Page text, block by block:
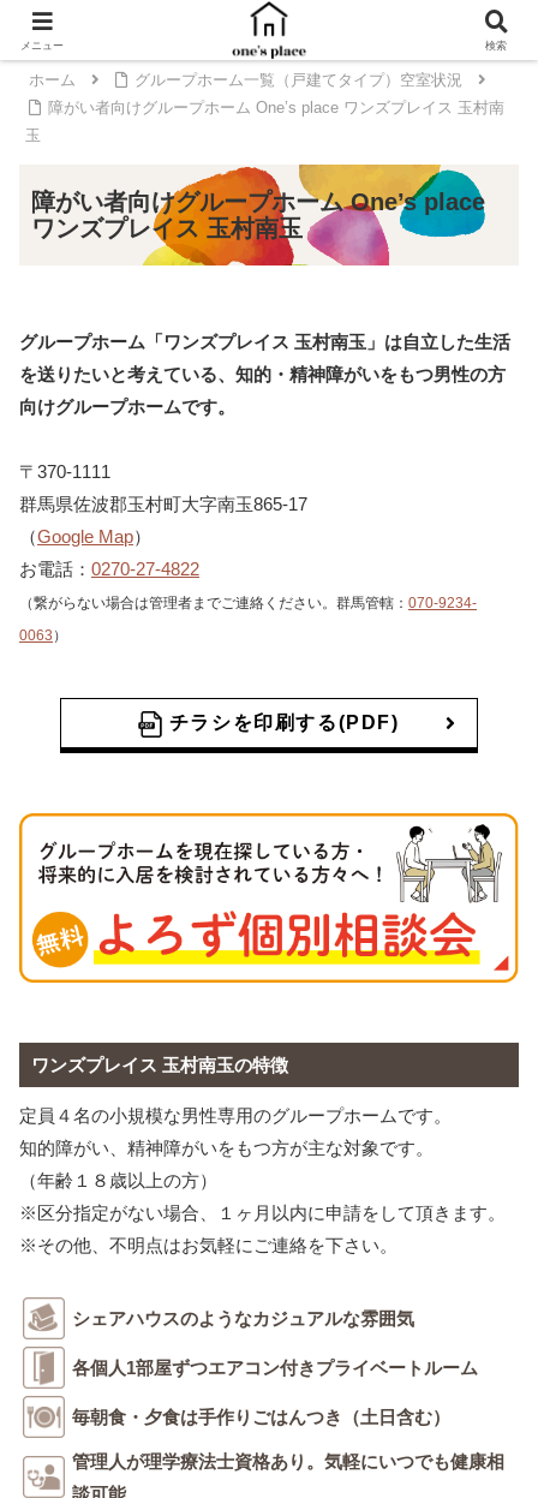
ホーム
グループホーム一覧（戸建てタイプ）空室状況
障がい者向けグループホーム One’s place ワンズプレイス 玉村南
玉
障がい者向けグループホーム One’s place
ワンズプレイス 玉村南玉
グループホーム「ワンズプレイス 玉村南玉」は自立した生活
を送りたいと考えている、知的・精神障がいをもつ男性の方
向けグループホームです。
〒370-1111
群馬県佐波郡玉村町大字南玉865-17
（Google Map）
お電話： 0270-27-4822
（繋がらない場合は管理者までご連絡ください。群馬管轄： 070-9234-
0063 ）
チラシを印刷する(PDF)
ワンズプレイス 玉村南玉の特徴
定員４名の小規模な男性専用のグループホームです。
知的障がい、精神障がいをもつ方が主な対象です。
（年齢１８歳以上の方）
※区分指定がない場合、１ヶ月以内に申請をして頂きます。
※その他、不明点はお気軽にご連絡を下さい。
シェアハウスのようなカジュアルな雰囲気
各個人1部屋ずつエアコン付きプライベートルーム
毎朝食・夕食は手作りごはんつき（土日含む）
管理人が理学療法士資格あり。気軽にいつでも健康相
メニュー 検索